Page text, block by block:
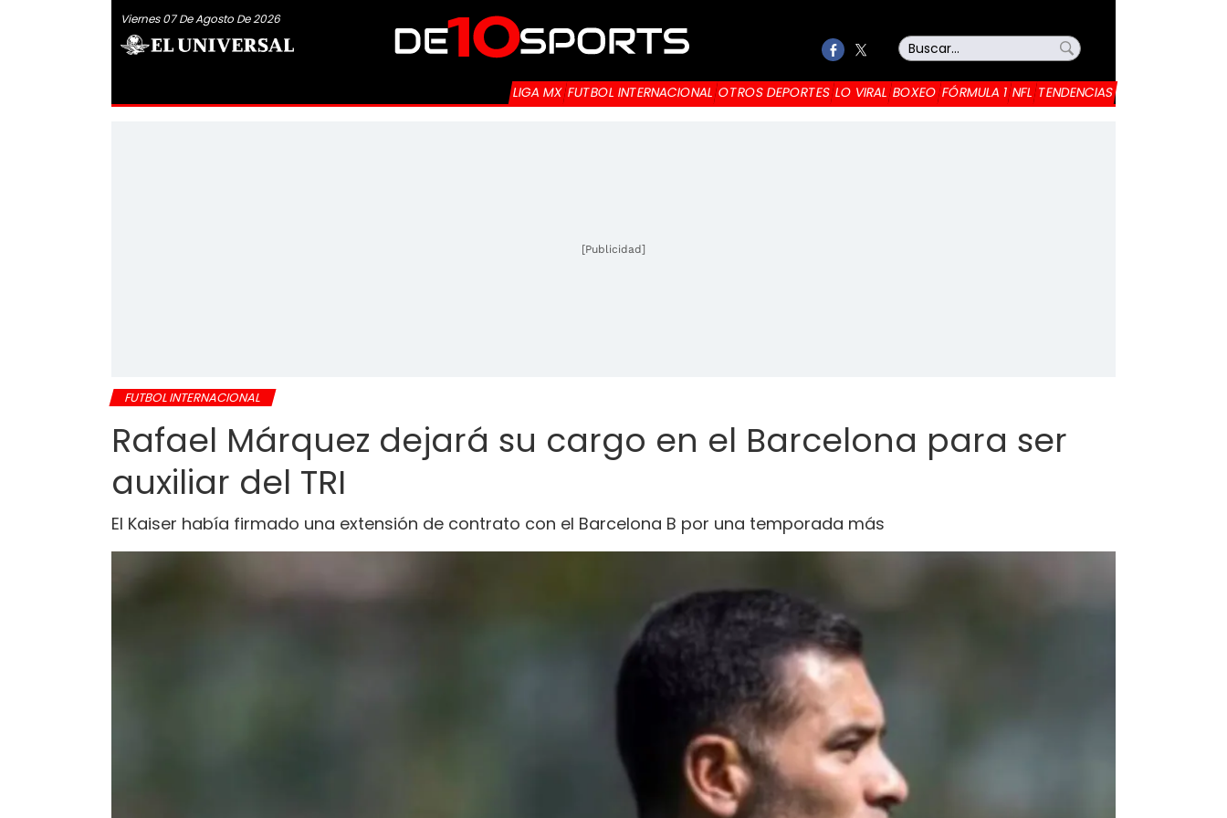
Viernes 07 De Agosto De 2026
LIGA MX FUTBOL INTERNACIONAL OTROS DEPORTES LO VIRAL BOXEO FÓRMULA 1 NFL TENDENCIAS
[Publicidad]
FUTBOL INTERNACIONAL
Rafael Márquez dejará su cargo en el Barcelona para ser
auxiliar del TRI
El Kaiser había firmado una extensión de contrato con el Barcelona B por una temporada más